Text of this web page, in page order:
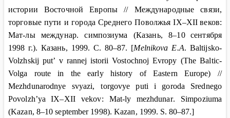
истории Восточной Европы // Международные связи,
торговые пути и города Среднего Поволжья IX–XII веков:
Мат-лы междунар. симпозиума (Казань, 8–10
сентября
1998 г.). Казань, 1999. С. 80–87. [Melnikova E.A. Baltijsko-
Volzhskij put’ v rannej istorii Vostochnoj Evropy (The Baltic-
Volga
route in the early history of Eastern Europe)
//
Mezhdunarodnye
svyazi,torgovye puti i goroda
Srednego
Povolzh’ya IX–XII vekov: Mat-ly mezhdunar. Simpoziuma
(Kazan, 8–10 september1998).Kazan, 1999. S. 80–87.]